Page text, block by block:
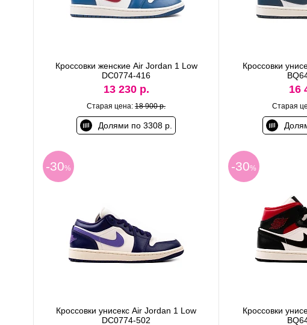
Кроссовки женские Air Jordan 1 Low
DC0774-416
13 230 р.
Старая цена: 18 900 р.
Долями по 3308 р.
Кроссовки
16
Старая
-30%
Кроссовки унисекс Air Jordan 1 Low
DC0774-502
-30%
Кроссовки